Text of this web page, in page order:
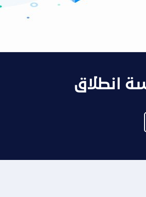
انطلاق